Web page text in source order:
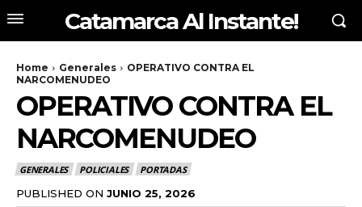
Catamarca Al Instante!
Home Generales
OPERATIVO CONTRA EL
NARCOMENUDEO
OPERATIVO CONTRA EL
NARCOMENUDEO
GENERALES POLICIALES PORTADAS
PUBLISHED ON JUNIO 25, 2026